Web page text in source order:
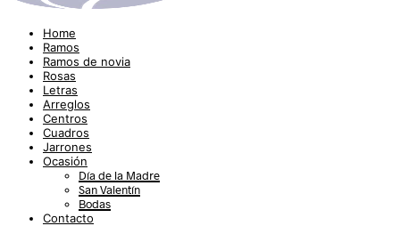
Home
Ramos
Ramos de novia
Rosas
Letras
Arreglos
Centros
Cuadros
Jarrones
Ocasión
Día de la Madre
San Valentín
Bodas
Contacto